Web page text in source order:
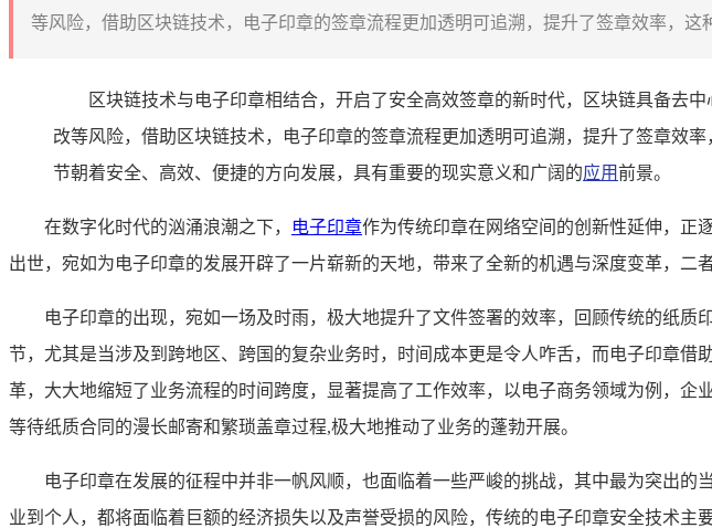
等风险，借助区块链技术，电子印章的签章流程更加透明可追溯，提升了签章效率，
区块链技术与电子印章相结合，开启了安全高效签章的新时代，区块链具备去
改等风险，借助区块链技术，电子印章的签章流程更加透明可追溯，提升了签章效率
节朝着安全、高效、便捷的方向发展，具有重要的现实意义和广阔的应用前景。
在数字化时代的汹涌浪潮之下， 电子印章作为传统印章在网络空间的创新性延伸，正
出世，宛如为电子印章的发展开辟了一片崭新的天地，带来了全新的机遇与深度变革，二
电子印章的出现，宛如一场及时雨，极大地提升了文件签署的效率，回顾传统的纸
节，尤其是当涉及到跨地区、跨国的复杂业务时，时间成本更是令人咋舌，而电子印章
革，大大地缩短了业务流程的时间跨度，显著提高了工作效率，以电子商务领域为例，
等待纸质合同的漫长邮寄和繁琐盖章过程,极大地推动了业务的蓬勃开展。
电子印章在发展的征程中并非一帆风顺，也面临着一些严峻的挑战，其中最为突出
业到个人，都将面临着巨额的经济损失以及声誉受损的风险，传统的电子印章安全技术